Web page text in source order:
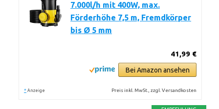
7.000l/h mit 400W, max.
Förderhöhe 7,5 m, Fremdkörper
bis Ø 5 mm
41,99 €
Bei Amazon ansehen
* Anzeige Preis inkl. MwSt., zzgl. Versandkosten